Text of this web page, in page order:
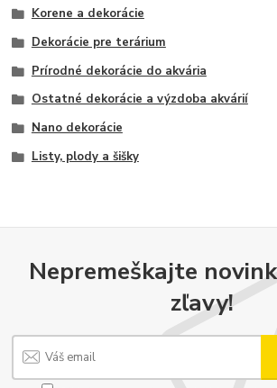
Korene a dekorácie
Dekorácie pre terárium
Prírodné dekorácie do akvária
Ostatné dekorácie a výzdoba akvárií
Nano dekorácie
Listy, plody a šišky
Nepremeškajte
zľavy!